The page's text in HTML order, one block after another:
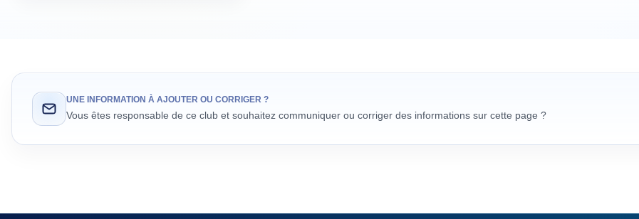
UNE INFORMATION À AJOUTER OU CORRIGER ?
Vous êtes responsable de ce club et souhaitez communiquer ou corriger des informations sur cette page ?